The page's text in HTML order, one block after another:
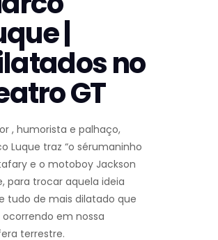
|
no
GT
, humorista e palhaço,
Luque traz “o sérumaninho
e o motoboy Jackson
para trocar aquela ideia
tudo de mais dilatado que
em nossa
terrestre.